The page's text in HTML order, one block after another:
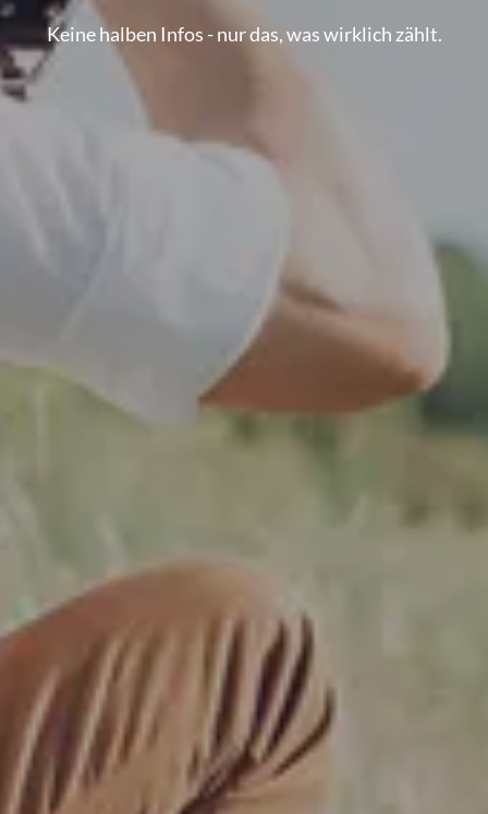
Keine halben Infos - nur das, was wirklich zählt.